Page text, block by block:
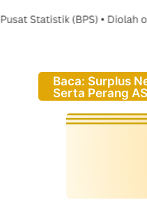
Baca: Surplus
Serta Perang